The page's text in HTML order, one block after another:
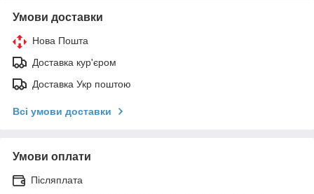
Умови доставки
Нова Пошта
Доставка кур'єром
Доставка Укр поштою
Всі умови доставки
Умови оплати
Післяплата